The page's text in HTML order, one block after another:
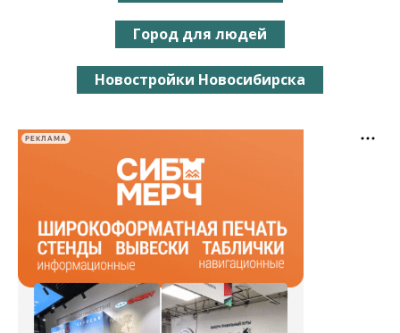
Город для людей
Новостройки Новосибирска
РЕКЛАМА